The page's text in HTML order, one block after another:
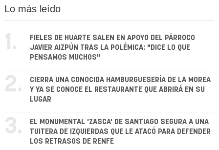
Lo más leído
1.
FIELES DE HUARTE SALEN EN APOYO DEL PÁRROCO
JAVIER AIZPÚN TRAS LA POLÉMICA: "DICE LO QUE
PENSAMOS MUCHOS"
2.
CIERRA UNA CONOCIDA HAMBURGUESERÍA DE LA MOREA
Y YA SE CONOCE EL RESTAURANTE QUE ABRIRÁ EN SU
LUGAR
3.
EL MONUMENTAL 'ZASCA' DE SANTIAGO SEGURA A UNA
TUITERA DE IZQUIERDAS QUE LE ATACÓ PARA DEFENDER
LOS RETRASOS DE RENFE